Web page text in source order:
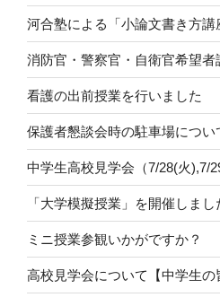
河合塾による「小論文書き方講
消防官・警察官・自衛官希望者
看護の出前授業を行いました
保護者懇談会時の駐車場につい
中学生高校見学会（7/28(火),7/
「大学模擬授業」を開催しまし
ミニ授業参観いかがですか？
高校見学会について【中学生の